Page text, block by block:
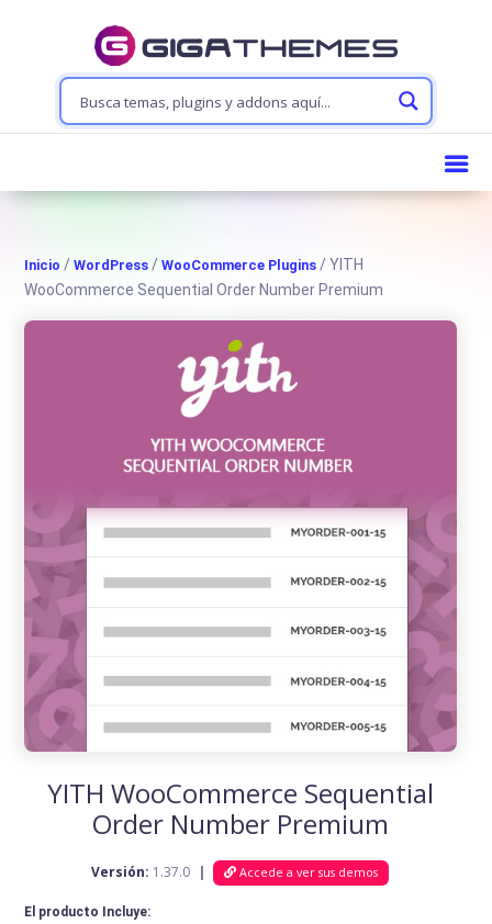
Inicio /WordPress /WooCommerce Plugins / YITH
WooCommerce Sequential Order Number Premium
YITH WooCommerce Sequential
Order Number Premium
Versión: 1.37.0 | Accede a ver sus demos
El producto Incluye: